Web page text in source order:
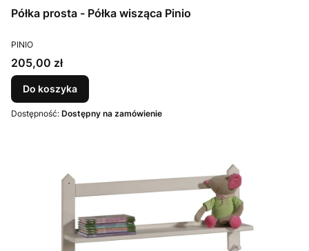
Półka prosta - Półka wisząca Pinio
PRODUCENT
PINIO
Cena
205,00 zł
Do koszyka
Dostępność: Dostępny na zamówienie